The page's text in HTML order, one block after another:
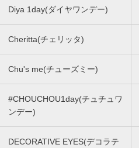
Diya 1day(ダイヤワンデー)
Cheritta(チェリッタ)
Chu's me(チューズミー)
#CHOUCHOU1day(チュチュワ
ンデー)
DECORATIVE EYES(デコラテ